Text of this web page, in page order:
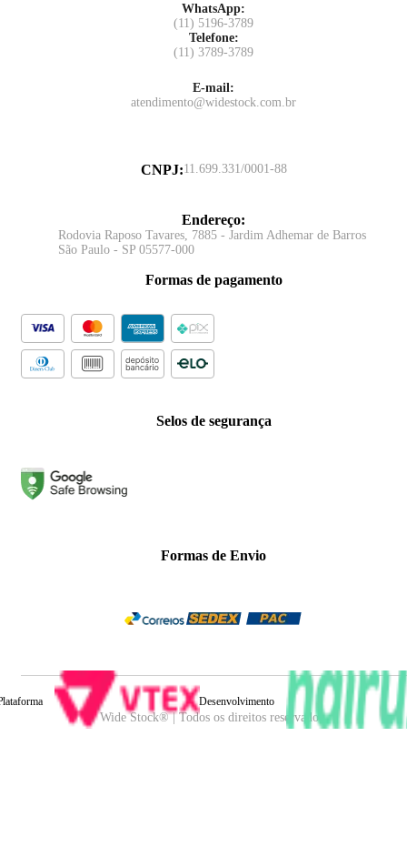
WhatsApp:
(11) 5196-3789
Telefone:
(11) 3789-3789
E-mail:
atendimento@widestock.com.br
CNPJ:11.699.331/0001-88
Endereço:
Rodovia Raposo Tavares, 7885 - Jardim Adhemar de Barros
São Paulo - SP 05577-000
Formas de pagamento
Selos de segurança
Formas de Envio
Wide Stock® | Todos os direitos reservados.
Desenvolvimento